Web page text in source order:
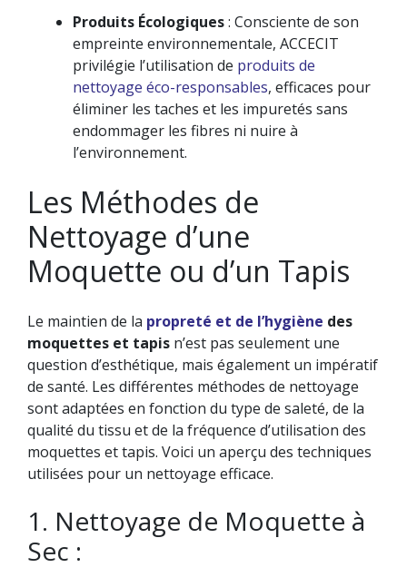
Produits Écologiques: Consciente de son
empreinte environnementale, ACCECIT
privilégie l’utilisation de produits de
nettoyage éco-responsables, efficaces pour
éliminer les taches et les impuretés sans
endommager les fibres ni nuire à
l’environnement.
Les Méthodes de
Nettoyage d’une
Moquette ou d’un Tapis
Le maintien de la propreté et de l’hygiène des
moquettes et tapis n’est pas seulement une
question d’esthétique, mais également un impératif
de santé. Les différentes méthodes de nettoyage
sont adaptées en fonction du type de saleté, de la
qualité du tissu et de la fréquence d’utilisation des
moquettes et tapis. Voici un aperçu des techniques
utilisées pour un nettoyage efficace.
1. Nettoyage de Moquette à
Sec :